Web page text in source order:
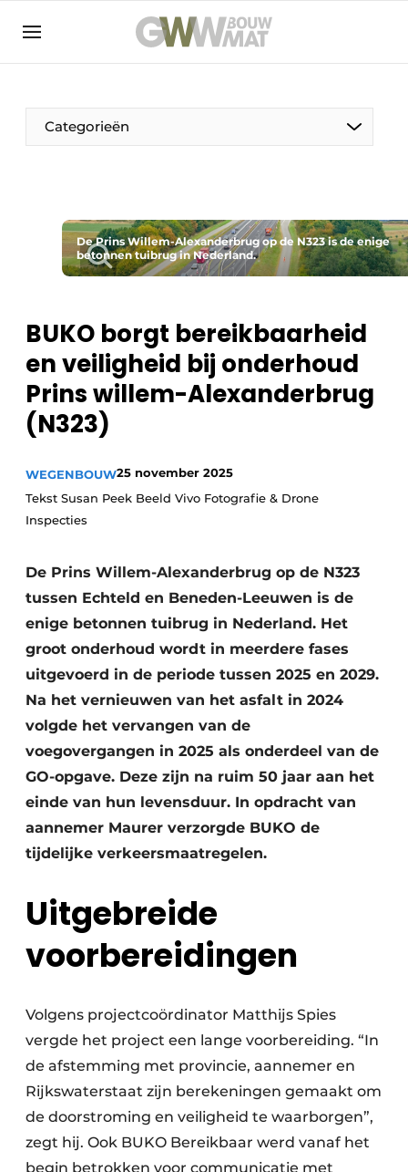
NL EN
Categorieën
De Pen
Vrouw in de bouw
Duurzaamheid & Innovatie
Fundering
Kopen/Huren/Leasen
Sloop & Recycling
Bouwtransport
Machines & Materieel
De Prins Willem-Alexanderbrug op de N323 is de enige
betonnen tuibrug in Nederland.
BUKO borgt bereikbaarheid
en veiligheid bij onderhoud
Prins willem-Alexanderbrug
(N323)
WEGENBOUW25 november 2025
Tekst Susan Peek Beeld Vivo Fotografie & Drone
Inspecties
De Prins Willem-Alexanderbrug op de N323
tussen Echteld en Beneden-Leeuwen is de
enige betonnen tuibrug in Nederland. Het
groot onderhoud wordt in meerdere fases
uitgevoerd in de periode tussen 2025 en 2029.
Na het vernieuwen van het asfalt in 2024
volgde het vervangen van de
voegovergangen in 2025 als onderdeel van de
GO-opgave. Deze zijn na ruim 50 jaar aan het
einde van hun levensduur. In opdracht van
aannemer Maurer verzorgde BUKO de
tijdelijke verkeersmaatregelen.
Uitgebreide
voorbereidingen
Volgens projectcoördinator Matthijs Spies
vergde het project een lange voorbereiding. “In
de afstemming met provincie, aannemer en
Rijkswaterstaat zijn berekeningen gemaakt om
de doorstroming en veiligheid te waarborgen”,
zegt hij. Ook BUKO Bereikbaar werd vanaf het
begin betrokken voor communicatie met